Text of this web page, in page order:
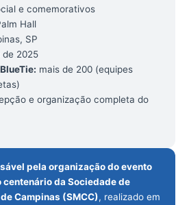
e comemorativos
Hall
SP
de 2025
mais de 200 (equipes
e organização completa do
pela organização do evento
centenário da Sociedade de
Campinas (SMCC), realizado em